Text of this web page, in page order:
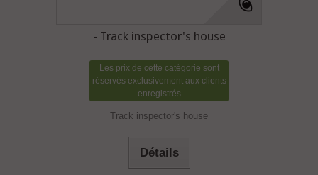
- Track inspector's house
Les prix de cette catégorie sont
réservés exclusivement aux clients
enregistrés
Track inspector's house
Détails